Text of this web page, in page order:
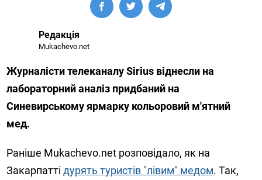
Редакція
Mukachevo.net
Журналісти телеканалу Sirius віднесли на
лабораторний аналіз придбаний на
Синевирському ярмарку кольоровий м'ятний
мед.
Раніше Mukachevo.net розповідало, як на
Закарпаттідурять туристів "лівим" медом. Так,